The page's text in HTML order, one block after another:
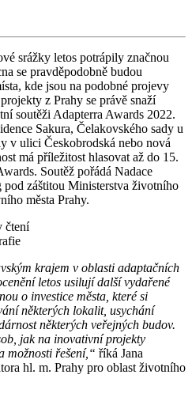
srážky letos potrápily značnou
se pravděpodobně budou
kde jsou na podobné projevy
z Prahy se právě snaží
soutěži Adapterra Awards 2022.
Sakura, Čelakovského sady u
v ulici Českobrodská nebo nová
má příležitost hlasovat až do 15.
Soutěž pořádá Nadace
pod záštitou Ministerstva životního
města Prahy.
čtení
krajem v oblasti adaptačních
letos usilují další vydařené
o investice města, které si
některých lokalit, usychání
některých veřejných budov.
jak na inovativní projekty
možnosti řešení,“ říká Jana
hl. m. Prahy pro oblast životního